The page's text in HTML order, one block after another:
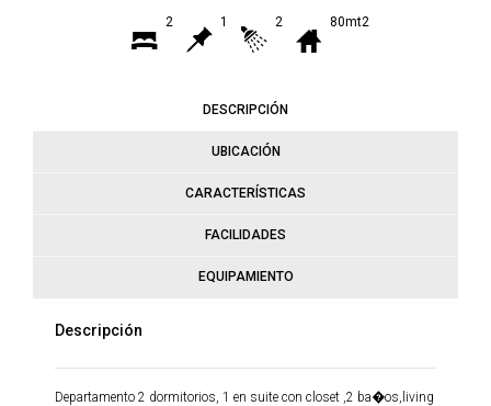
2 1 2 80mt2
DESCRIPCIÓN
UBICACIÓN
CARACTERÍSTICAS
FACILIDADES
EQUIPAMIENTO
Descripción
Departamento 2 dormitorios, 1 en suite con closet ,2 ba�os,living